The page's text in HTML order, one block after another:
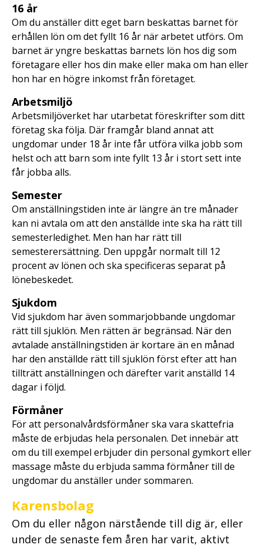
16 år
Om du anställer ditt eget barn beskattas barnet för
erhållen lön om det fyllt 16 år när arbetet utförs. Om
barnet är yngre beskattas barnets lön hos dig som
företagare eller hos din make eller maka om han eller
hon har en högre inkomst från företaget.
Arbetsmiljö
Arbetsmiljöverket har utarbetat föreskrifter som ditt
företag ska följa. Där framgår bland annat att
ungdomar under 18 år inte får utföra vilka jobb som
helst och att barn som inte fyllt 13 år i stort sett inte
får jobba alls.
Semester
Om anställningstiden inte är längre än tre månader
kan ni avtala om att den anställde inte ska ha rätt till
semesterledighet. Men han har rätt till
semesterersättning. Den uppgår normalt till 12
procent av lönen och ska specificeras separat på
lönebeskedet.
Sjukdom
Vid sjukdom har även sommarjobbande ungdomar
rätt till sjuklön. Men rätten är begränsad. När den
avtalade anställningstiden är kortare än en månad
har den anställde rätt till sjuklön först efter att han
tillträtt anställningen och därefter varit anställd 14
dagar i följd.
Förmåner
För att personalvårdsförmåner ska vara skattefria
måste de erbjudas hela personalen. Det innebär att
om du till exempel erbjuder din personal gymkort eller
massage måste du erbjuda samma förmåner till de
ungdomar du anställer under sommaren.
Karensbolag
Om du eller någon närstående till dig är, eller
under de senaste fem åren har varit, aktivt